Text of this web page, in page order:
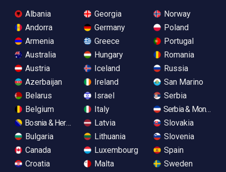
Albania
Andorra
Armenia
Australia
Austria
Azerbaijan
Belarus
Belgium
Bosnia & Herzegovina
Bulgaria
Canada
Croatia
Georgia
Germany
Greece
Hungary
Iceland
Ireland
Israel
Italy
Latvia
Lithuania
Luxembourg
Malta
Norway
Poland
Portugal
Romania
Russia
San Marino
Serbia
Serbia &
Slovakia
Slovenia
Spain
Sweden